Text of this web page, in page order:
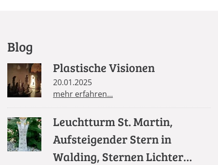
Blog
Plastische Visionen
20.01.2025
mehr erfahren...
Leuchtturm St. Martin,
Aufsteigender Stern in
Walding, Sternen Lichter